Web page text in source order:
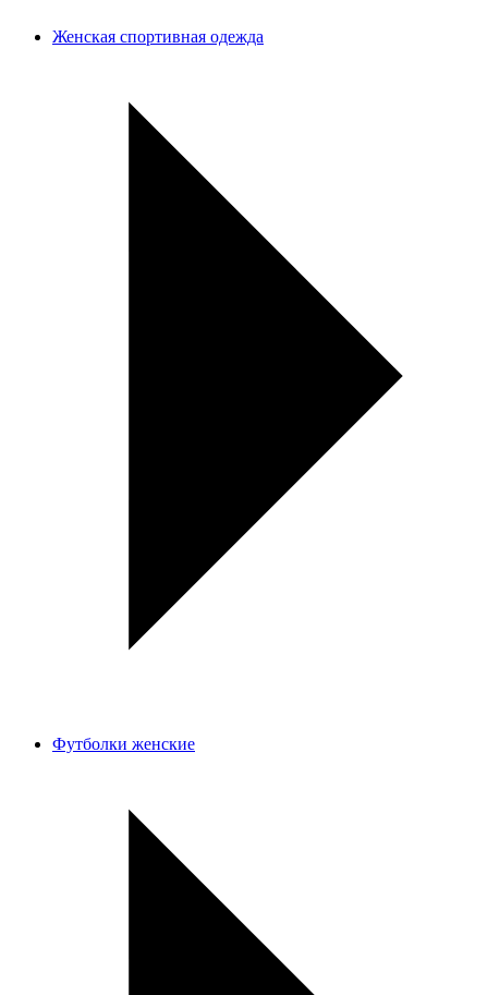
Женская спортивная одежда
Футболки женские